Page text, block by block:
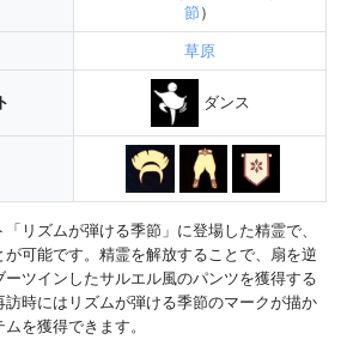
節 ）
草原
ダンス
リズムが弾ける季節」に登場した精霊で、
可能です。精霊を解放することで、扇を逆
ツインしたサルエル風のパンツを獲得する
訪時にはリズムが弾ける季節のマークが描か
を獲得できます。